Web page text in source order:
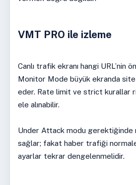
VMT PRO ile izleme
Canlı trafik ekranı hangi URL’nin
Monitor Mode büyük ekranda
eder. Rate limit ve strict kurallar
ele alınabilir.
Under Attack modu gerektiğinde
sağlar; fakat haber trafiği
ayarlar tekrar dengelenmelidir.